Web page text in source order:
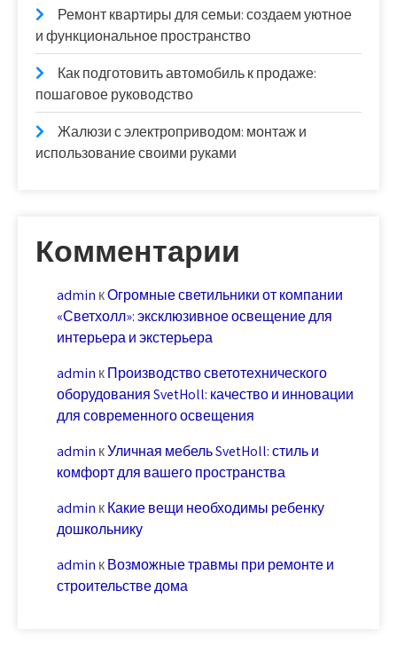
Ремонт квартиры для семьи: создаем уютное
и функциональное пространство
Как подготовить автомобиль к продаже:
пошаговое руководство
Жалюзи с электроприводом: монтаж и
использование своими руками
Комментарии
admin кОгромные светильники от компании
«Светхолл»: эксклюзивное освещение для
интерьера и экстерьера
admin кПроизводство светотехнического
оборудования SvetHoll: качество и инновации
для современного освещения
admin кУличная мебель SvetHoll: стиль и
комфорт для вашего пространства
admin кКакие вещи необходимы ребенку
дошкольнику
admin кВозможные травмы при ремонте и
строительстве дома